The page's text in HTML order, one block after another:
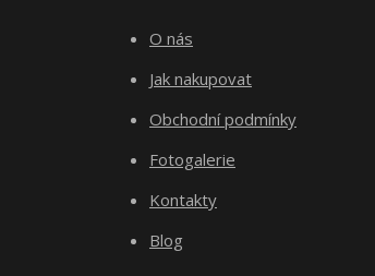
O nás
Jak nakupovat
Obchodní podmínky
Fotogalerie
Kontakty
Blog